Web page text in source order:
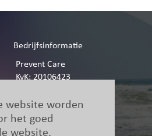
website worden
het goed
website.
Bedrijfsinformatie
Prevent Care
KvK: 20106423